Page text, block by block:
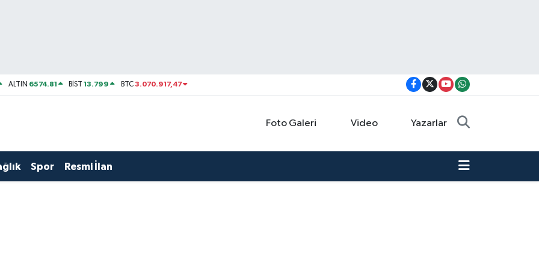
ALTIN 6574.81 BİST13.799 BTC3.070.917,47
Foto Galeri Video Yazarlar
Spor Resmi İlan